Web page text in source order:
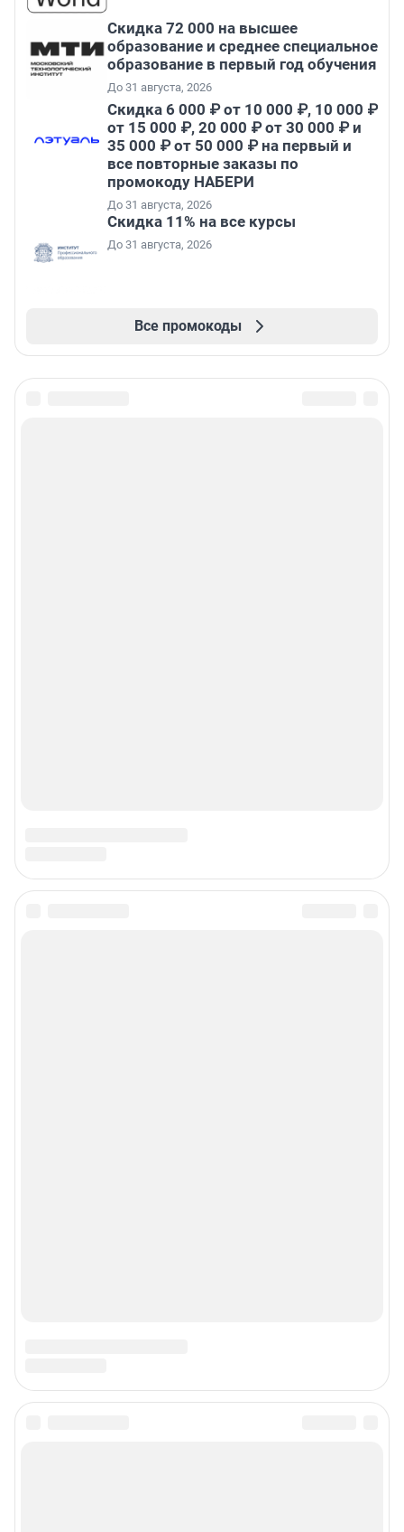
Скидка 72 000 на высшее
образование и среднее специальное
образование в первый год обучения
До 31 августа, 2026
Скидка 6 000 ₽ от 10 000 ₽, 10 000 ₽
от 15 000 ₽, 20 000 ₽ от 30 000 ₽ и
35 000 ₽ от 50 000 ₽ на первый и
все повторные заказы по
промокоду НАБЕРИ
До 31 августа, 2026
Скидка 11% на все курсы
До 31 августа, 2026
Все промокоды